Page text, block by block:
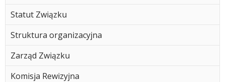
Statut Związku
Struktura organizacyjna
Zarząd Związku
Komisja Rewizyjna